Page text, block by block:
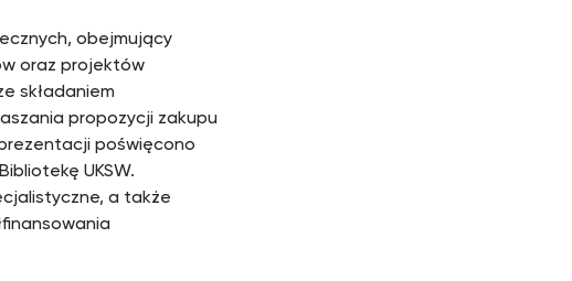
obejmujący
oraz projektów
składaniem
propozycji zakupu
poświęcono
UKSW.
a także